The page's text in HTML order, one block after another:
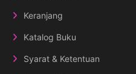
Keranjang
Katalog Buku
Syarat & Ketentuan